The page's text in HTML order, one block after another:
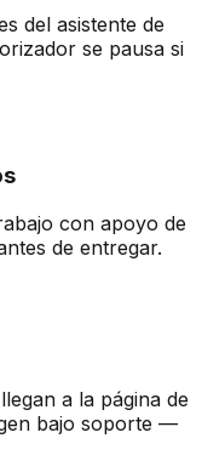
del asistente de
se pausa si
con apoyo de
de entregar.
a la página de
bajo soporte —